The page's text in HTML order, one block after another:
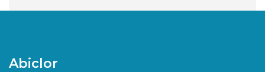
Abiclor